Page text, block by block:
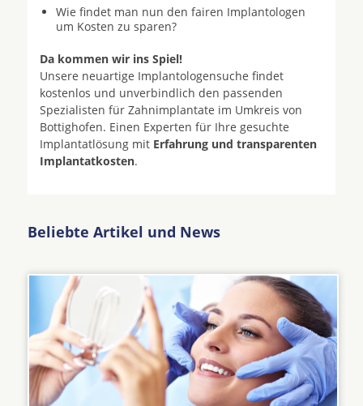
Wie findet man nun den fairen Implantologen
um Kosten zu sparen?
Da kommen wir ins Spiel!
Unsere neuartige Implantologensuche findet
kostenlos und unverbindlich den passenden
Spezialisten für Zahnimplantate im Umkreis von
Bottighofen. Einen Experten für Ihre gesuchte
Implantatlösung mit Erfahrung und transparenten
Implantatkosten.
Beliebte Artikel und News